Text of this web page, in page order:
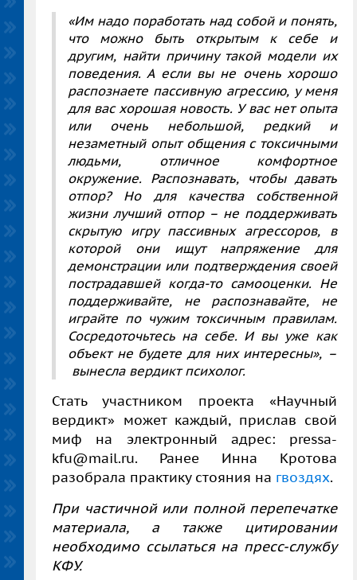
«Им надо поработать над собой и понять,
что можно быть открытым к себе и
другим, найти причину такой модели их
поведения. А если вы не очень хорошо
распознаете пассивную агрессию, у меня
для вас хорошая новость. У вас нет опыта
или очень небольшой, редкий и
незаметный опыт общения с токсичными
людьми, отличное комфортное
окружение. Распознавать, чтобы давать
отпор? Но для качества собственной
жизни лучший отпор – не поддерживать
скрытую игру пассивных агрессоров, в
которой они ищут напряжение для
демонстрации или подтверждения своей
пострадавшей когда-то самооценки. Не
поддерживайте, не распознавайте, не
играйте по чужим токсичным правилам.
Сосредоточьтесь на себе. И вы уже как
объект не будете для них интересны», –
вынесла вердикт психолог.
Стать участником проекта «Научный
вердикт» может каждый, прислав свой
миф на электронный адрес: pressa-
kfu@mail.ru. Ранее Инна Кротова
разобрала практику стояния на гвоздях.
При частичной или полной перепечатке
материала, а также цитировании
необходимо ссылаться на пресс-службу
КФУ.